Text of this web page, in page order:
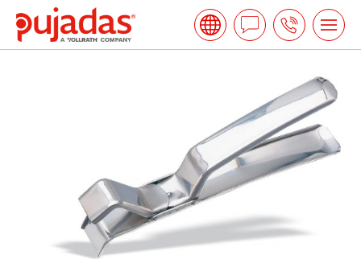
the
Pujadas
Hacer
Pregunta
Call